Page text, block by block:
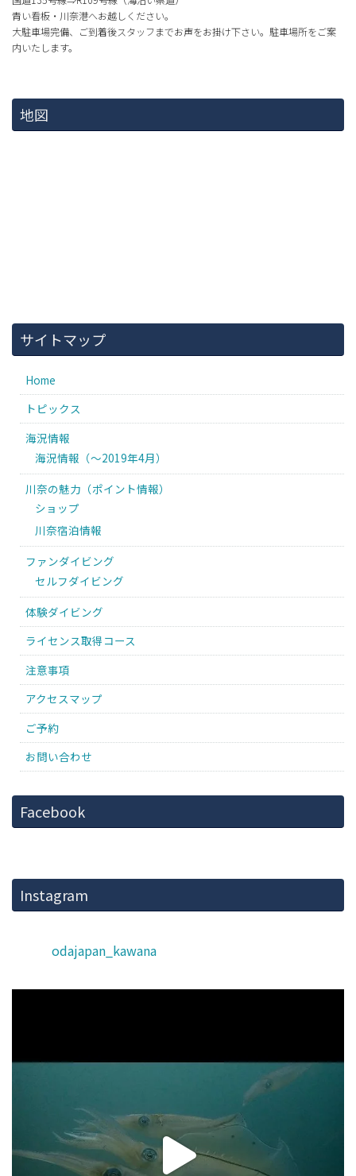
青い看板・川奈港へお越しください。
大駐車場完備、ご到着後スタッフまでお声をお掛け下さい。駐車場所をご案
内いたします。
地図
サイトマップ
Home
トピックス
海況情報
海況情報（〜2019年4月）
川奈の魅力（ポイント情報）
ショップ
川奈宿泊情報
ファンダイビング
セルフダイビング
体験ダイビング
ライセンス取得コース
注意事項
アクセスマップ
ご予約
お問い合わせ
Facebook
Instagram
odajapan_kawana